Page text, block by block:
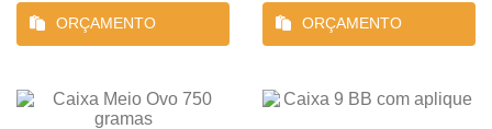
ORÇAMENTO ORÇAMENTO